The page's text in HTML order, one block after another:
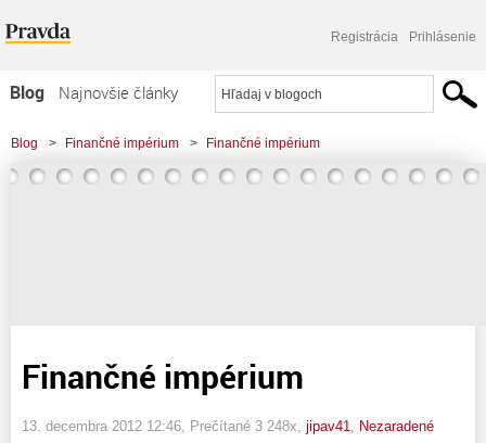
Registrácia Prihlásenie
Blog
Najnovšie články
Najčítanejšie články
Najkomentovanejšie články
Blog > Finančné impérium > Finančné impérium
Finančné impérium
13. decembra 2012 12:46 , Prečítané 3 248x, jipav41
Nezaradené